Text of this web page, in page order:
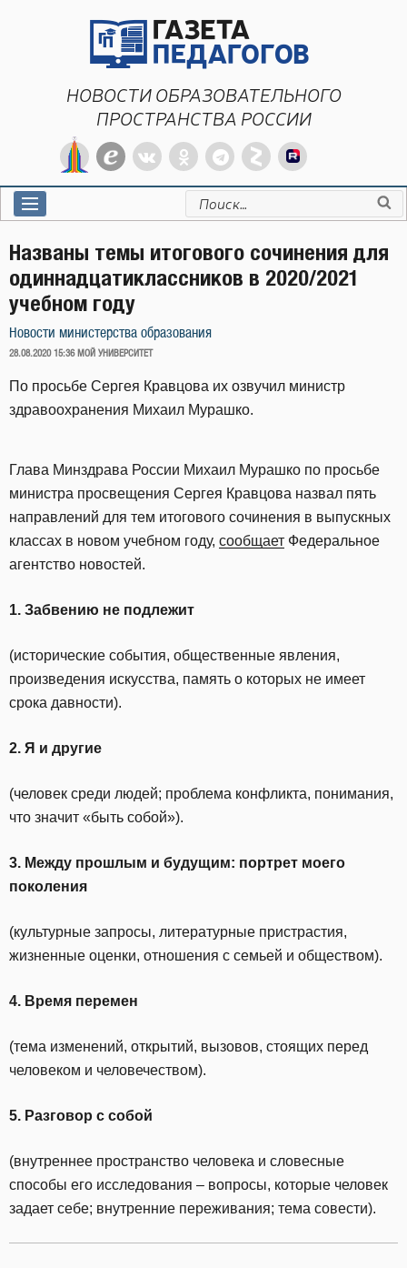
НОВОСТИ ОБРАЗОВАТЕЛЬНОГО
ПРОСТРАНСТВА РОССИИ
Искать:
Названы темы итогового сочинения для
одиннадцатиклассников в 2020/2021
учебном году
Новости министерства образования
ОПУБЛИКОВАНО
28.08.2020 15:36 МОЙ УНИВЕРСИТЕТ
По просьбе Сергея Кравцова их озвучил министр
здравоохранения Михаил Мурашко.
Глава Минздрава России Михаил Мурашко по просьбе
министра просвещения Сергея Кравцова назвал пять
направлений для тем итогового сочинения в выпускных
классах в новом учебном году, сообщает Федеральное
агентство новостей.
1. Забвению не подлежит
(исторические события, общественные явления,
произведения искусства, память о которых не имеет
срока давности).
2. Я и другие
(человек среди людей; проблема конфликта, понимания,
что значит «быть собой»).
3. Между прошлым и будущим: портрет моего
поколения
(культурные запросы, литературные пристрастия,
жизненные оценки, отношения с семьей и обществом).
4. Время перемен
(тема изменений, открытий, вызовов, стоящих перед
человеком и человечеством).
5. Разговор с собой
(внутреннее пространство человека и словесные
способы его исследования – вопросы, которые человек
задает себе; внутренние переживания; тема совести).